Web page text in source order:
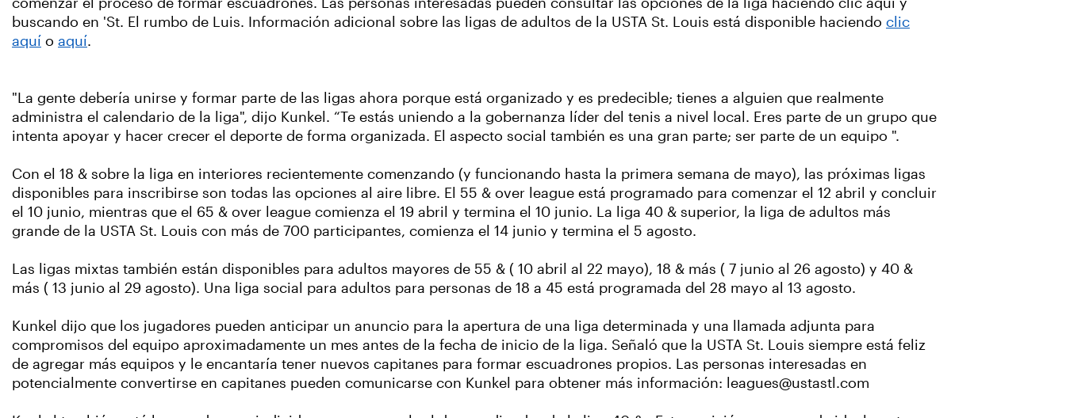
comenzar el proceso de formar escuadrones. Las personas interesadas pueden consultar las opciones de la liga haciendo clic aquí y
buscando en 'St. El rumbo de Luis. Información adicional sobre las ligas de adultos de la USTA St. Louis está disponible haciendo clic
aquí o aquí.
"La gente debería unirse y formar parte de las ligas ahora porque está organizado y es predecible; tienes a alguien que realmente
administra el calendario de la liga", dijo Kunkel. “Te estás uniendo a la gobernanza líder del tenis a nivel local. Eres parte de un grupo que
intenta apoyar y hacer crecer el deporte de forma organizada. El aspecto social también es una gran parte; ser parte de un equipo ".
Con el 18 & sobre la liga en interiores recientemente comenzando (y funcionando hasta la primera semana de mayo), las próximas ligas
disponibles para inscribirse son todas las opciones al aire libre. El 55 & over league está programado para comenzar el 12 abril y concluir
el 10 junio, mientras que el 65 & over league comienza el 19 abril y termina el 10 junio. La liga 40 & superior, la liga de adultos más
grande de la USTA St. Louis con más de 700 participantes, comienza el 14 junio y termina el 5 agosto.
Las ligas mixtas también están disponibles para adultos mayores de 55 & ( 10 abril al 22 mayo), 18 & más ( 7 junio al 26 agosto) y 40 &
más ( 13 junio al 29 agosto). Una liga social para adultos para personas de 18 a 45 está programada del 28 mayo al 13 agosto.
Kunkel dijo que los jugadores pueden anticipar un anuncio para la apertura de una liga determinada y una llamada adjunta para
compromisos del equipo aproximadamente un mes antes de la fecha de inicio de la liga. Señaló que la USTA St. Louis siempre está feliz
de agregar más equipos y le encantaría tener nuevos capitanes para formar escuadrones propios. Las personas interesadas en
potencialmente convertirse en capitanes pueden comunicarse con Kunkel para obtener más información: leagues@ustastl.com